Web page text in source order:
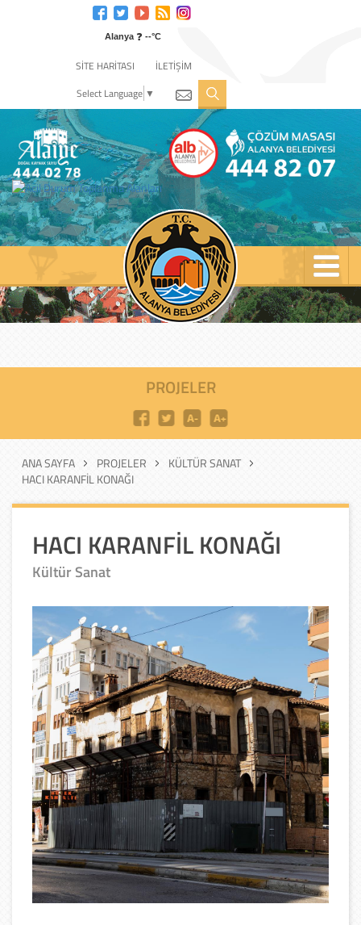
Alanya ❓ --°C
SİTE HARİTASI
İLETİŞİM
Select Language ▼
PROJELER
ANA SAYFA PROJELER
KÜLTÜR SANAT
HACI KARANFİL KONAĞI
HACI KARANFİL KONAĞI
Kültür Sanat